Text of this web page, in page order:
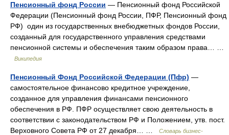
Пенсионный фонд России — Пенсионный фонд Российской
Федерации (Пенсионный фонд России, ПФР, Пенсионный фонд
РФ) один из государственных внебюджетных фондов России,
созданный для государственного управления средствами
пенсионной системы и обеспечения таким образом права… …
Википедия
Пенсионный Фонд Российской Федерации (Пфр) —
самостоятельное финансово кредитное учреждение,
созданное для управления финансами пенсионного
обеспечения в РФ. ПФР осуществляет свою деятельность в
соответствии с законодательством РФ и Положением, утв. пост.
Верховного Совета РФ от 27 декабря… …
Словарь бизнес-